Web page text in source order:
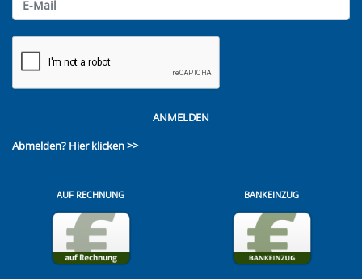
ANMELDEN
Abmelden? Hier klicken >>
AUF RECHNUNG BANKEINZUG